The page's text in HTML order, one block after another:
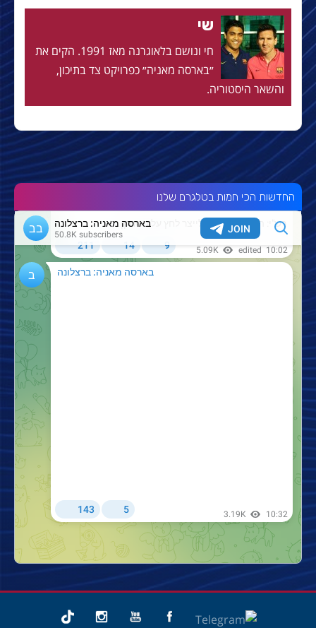
שי
חי ונושם בלאוגרנה מאז 1991. הקים את
״בארסה מאניה״ כפרויקט צד בתיכון,
והשאר היסטוריה.
החדשות הכי חמות בטלגרם שלנו